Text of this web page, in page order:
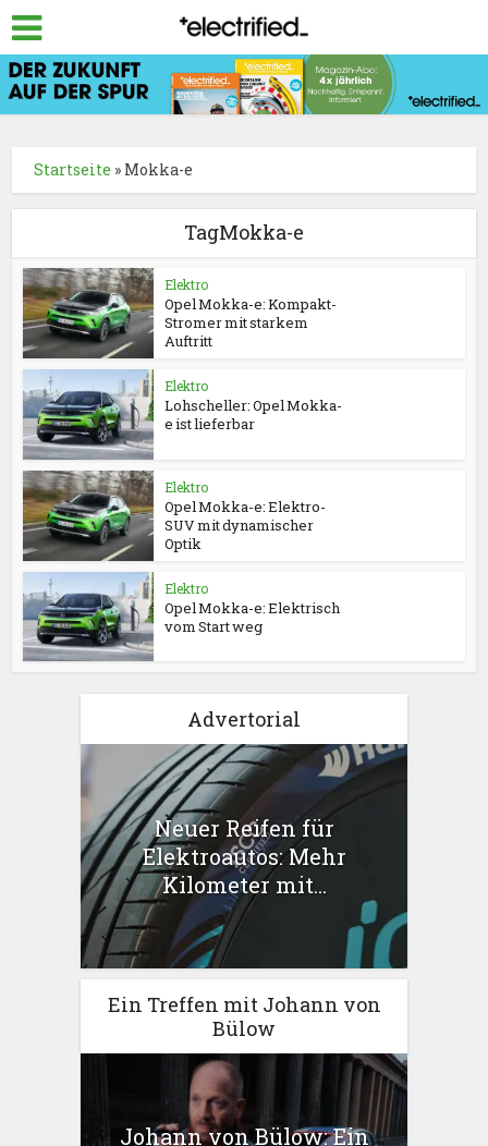
Startseite » Mokka-e
TagMokka-e
Elektro
Opel Mokka-e: Kompakt-
Stromer mit starkem
Auftritt
Elektro
Lohscheller: Opel Mokka-
e ist lieferbar
Elektro
Opel Mokka-e: Elektro-
SUV mit dynamischer
Optik
Elektro
Opel Mokka-e: Elektrisch
vom Start weg
Advertorial
Neuer Reifen für
Elektroautos: Mehr
Kilometer mit...
Ein Treffen mit Johann von
Bülow
Johann von Bülow: Ein